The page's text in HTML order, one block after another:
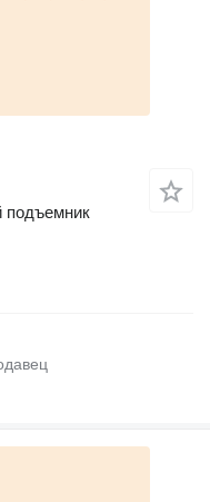
подъемник